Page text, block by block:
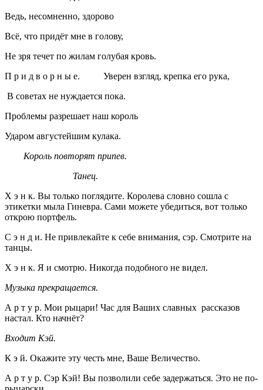
Ведь, несомненно, здорово
Всё, что придёт мне в голову,
Не зря течет по жилам голубая кровь.
П р и д в о р н ы е. Уверен взгляд, крепка его рука,
В советах не нуждается пока.
Проблемы разрешает наш король
Ударом августейшим кулака.
Король повторят припев.
Танец.
Х э н к. Вы только поглядите. Королева словно сошла с
этикетки мыла Гиневра. Сами можете убедиться, вот только
открою портфель.
С э н д и. Не привлекайте к себе внимания, сэр. Смотрите на
танцы.
Х э н к. Я и смотрю. Никогда подобного не видел.
Музыка прекращается.
А р т у р. Мои рыцари! Час для Ваших славных рассказов
настал. Кто начнёт?
Входит Кэй.
К э й. Окажите эту честь мне, Ваше Величество.
А р т у р. Сэр Кэй! Вы позволили себе задержаться. Это не по-